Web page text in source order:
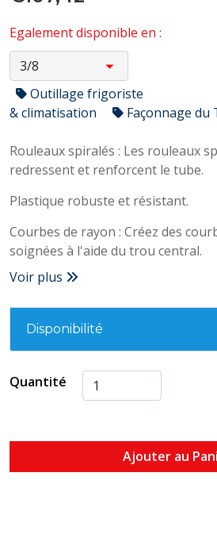
Egalement disponible en :
Outillage frigoriste
& climatisation
Façonnage du
Rouleaux spiralés : Les rouleaux
redressent et renforcent le tube.
Plastique robuste et résistant.
Courbes de rayon : Créez des
soignées à l'aide du trou central.
Voir plus
Disponibilité
Quantité
Ajouter au